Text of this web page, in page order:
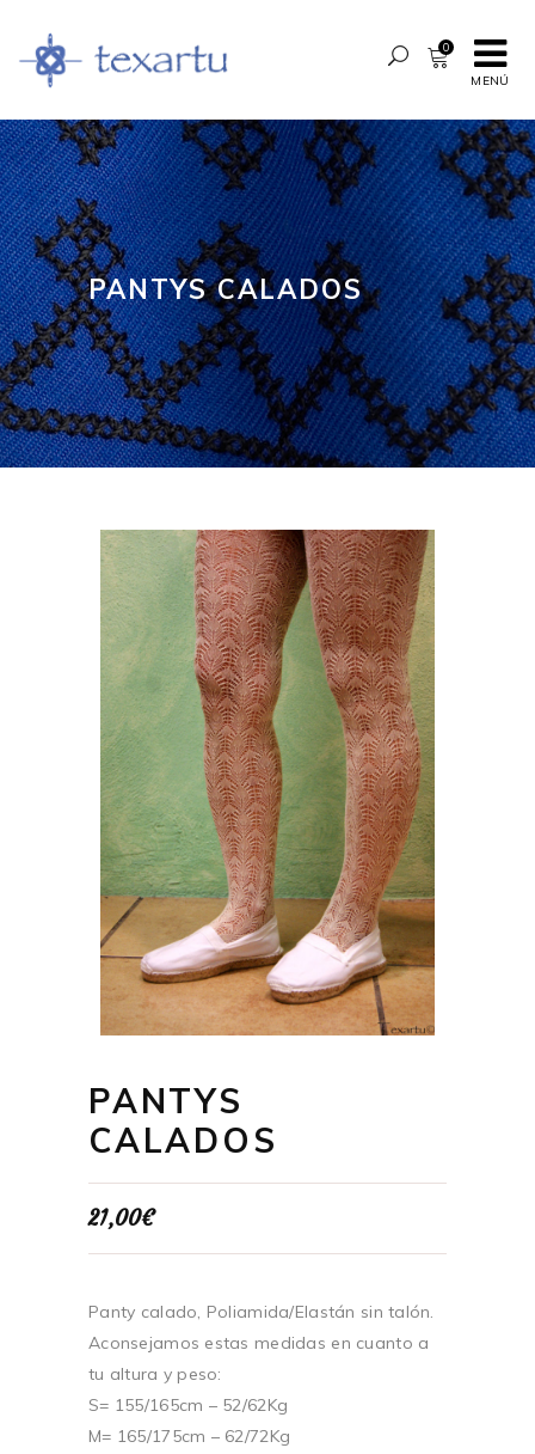
MENÚ
0
PANTYS CALADOS
PANTYS
CALADOS
21,00€
Panty calado, Poliamida/Elastán sin talón.
Aconsejamos estas medidas en cuanto a
tu altura y peso:
S= 155/165cm – 52/62Kg
M= 165/175cm – 62/72Kg